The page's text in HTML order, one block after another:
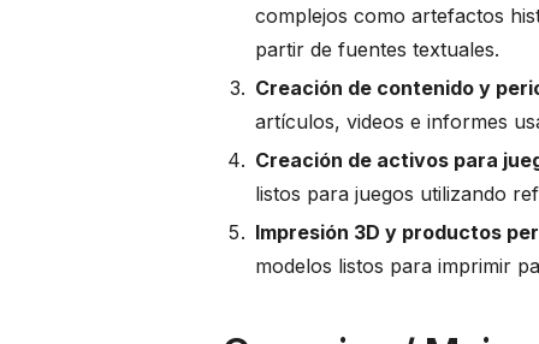
complejos como artefactos
partir de fuentes textuales.
Creación de contenido y
artículos, videos e informes
Creación de activos para
listos para juegos utilizando
Impresión 3D y productos
modelos listos para imprimir